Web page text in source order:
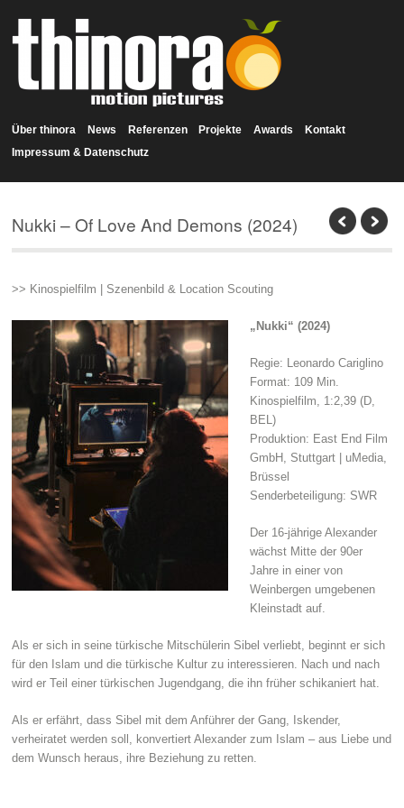
Über thinora News Referenzen Projekte Awards
Kontakt
Impressum & Datenschutz
Nukki – Of Love And Demons (2024)
>> Kinospielfilm | Szenenbild & Location Scouting
„Nukki“ (2024)
Regie: Leonardo Cariglino
Format: 109 Min.
Kinospielfilm, 1:2,39 (D,
BEL)
Produktion: East End Film
GmbH, Stuttgart | uMedia,
Brüssel
Senderbeteiligung: SWR
Der 16-jährige Alexander
wächst Mitte der 90er
Jahre in einer von
Weinbergen umgebenen
Kleinstadt auf.
Als er sich in seine türkische Mitschülerin Sibel verliebt, beginnt er sich
für den Islam und die türkische Kultur zu interessieren. Nach und nach
wird er Teil einer türkischen Jugendgang, die ihn früher schikaniert hat.
Als er erfährt, dass Sibel mit dem Anführer der Gang, Iskender,
verheiratet werden soll, konvertiert Alexander zum Islam – aus Liebe und
dem Wunsch heraus, ihre Beziehung zu retten.